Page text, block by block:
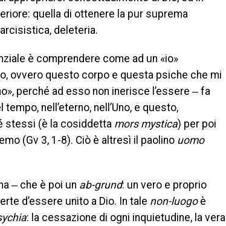
quella di ottenere la pur suprema
deleteria.
è comprendere come ad un «io»
ovvero questo corpo e questa psiche che mi
perché ad esso non inerisce l’essere ‒ fa
nell’eterno, nell’Uno, e questo,
stessi (è la cosiddetta mors mystica) per poi
(Gv 3, 1-8). Ciò è altresì il paolino uomo
‒ che è poi un ab-grund: un vero e proprio
d’essere unito a Dio. In tale non-luogoè
: la cessazione di ogni inquietudine, la vera